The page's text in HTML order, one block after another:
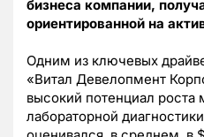
бизнеса компании,
ориентированной на
Одним из ключевых
«Витал Девелопмент
высокий потенциал роста
лабораторной